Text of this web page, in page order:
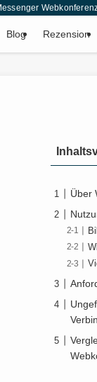
Blog Rezension
Über